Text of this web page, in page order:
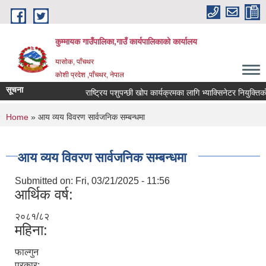
Skip to main content
कुम्मायक गाउँपालिका,गाउँ कार्यपालिकाको कार्यालय
यासोक, पाँचथर
कोशी प्रदेश ,पाँचथर, नेपाल
सूचना राष्ट्रिय पशुपन्छी खोप कार्यक्रमका लागि भ्याक्सिनेटर
You are here
Home » आय व्यय विवरण सार्वजनिक सम्बन्धमा
आय व्यय विवरण सार्वजनिक सम्बन्धमा
Submitted on: Fri, 03/21/2025 - 11:56
आर्थिक वर्ष:
२०८१/८२
महिना:
फाल्गुन